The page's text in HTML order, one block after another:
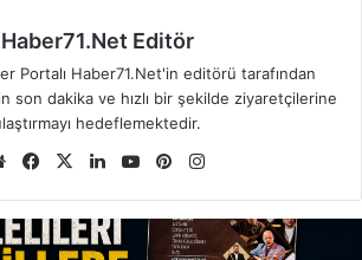
Haber71.Net Editör
Portalı Haber71.Net'in editörü tarafından
son dakika ve hızlı bir şekilde ziyaretçilerine
hedeflemektedir.
We
sit
esi
Fa
bo
ok
X
Lin
dIn
Yo
ub
Pin
est ra
m